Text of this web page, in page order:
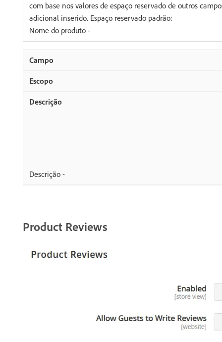
com base nos valores de espaço reservado de outros
adicional inserido. Espaço reservado padrão:
Nome do produto -
Descrição -
Product Reviews